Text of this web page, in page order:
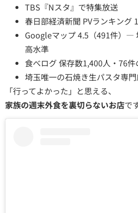
TBS『Nスタ』で特集放送
春日部経済新聞 PVランキング
Googleマップ 4.5（491件）―
高水準
食べログ 保存数1,400人・76件
埼玉唯一の石焼き生パスタ専
「行ってよかった」と思える、
家族の週末外食を裏切らないお店で